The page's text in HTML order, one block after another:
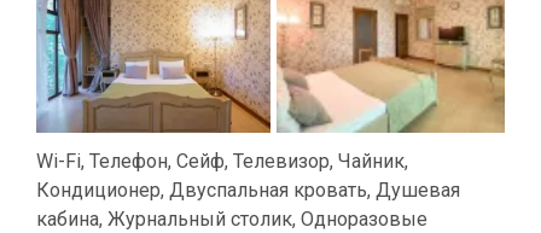
Wi-Fi, Телефон, Сейф, Телевизор, Чайник,
Кондиционер, Двуспальная кровать, Душевая
кабина, Журнальный столик, Одноразовые